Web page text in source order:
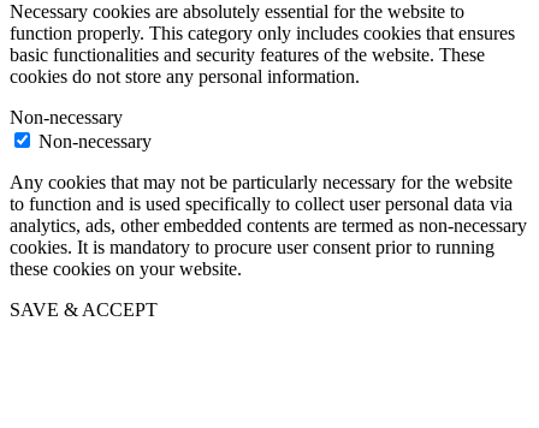
Necessary cookies are absolutely essential for the website to
function properly. This category only includes cookies that ensures
basic functionalities and security features of the website. These
cookies do not store any personal information.
Non-necessary
Non-necessary
Any cookies that may not be particularly necessary for the website
to function and is used specifically to collect user personal data via
analytics, ads, other embedded contents are termed as non-necessary
cookies. It is mandatory to procure user consent prior to running
these cookies on your website.
SAVE & ACCEPT